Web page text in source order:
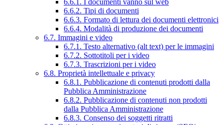
6.6.2. Tipi di documenti
6.6.3. Formato di lettura dei documenti elettronici
6.6.4. Modalità di produzione dei documenti
6.7. Immagini e video
6.7.1. Testo alternativo (alt text) per le immagini
6.7.2. Sottotitoli per i video
6.7.3. Trascrizioni per i video
6.8. Proprietà intellettuale e privacy
6.8.1. Pubblicazione di contenuti prodotti dalla
Pubblica Amministrazione
6.8.2. Pubblicazione di contenuti non prodotti
dalla Pubblica Amministrazione
6.8.3. Consenso dei soggetti ritratti